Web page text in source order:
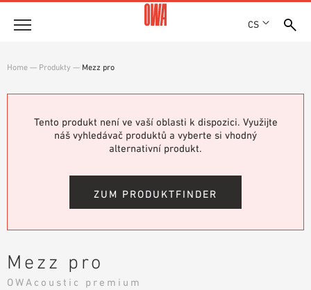
CS
SHOWROOM 7TH FLOOR
Produkty
PŘEHLED PRODUKTŮ
ŘÍZENÉ VYHLEDÁVÁNÍ
OBLASTI POUŽITÍ
TEXTY PRO VÝBĚROVÁ ŘÍZENÍ
SOUBORY KE STAŽENÍ
Home — Produkty — Mezz pro
Tento produkt není ve vaší oblasti k dispozici. Využijte
náš vyhledávač produktů a vyberte si vhodný
alternativní produkt.
ZUM PRODUKTFINDER
Mezz pro
OWAcoustic premium